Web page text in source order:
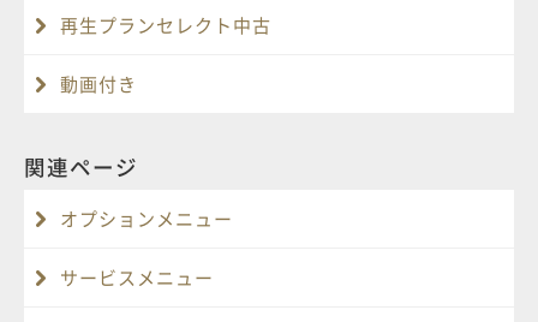
再生プランセレクト中古
動画付き
関連ページ
オプションメニュー
サービスメニュー